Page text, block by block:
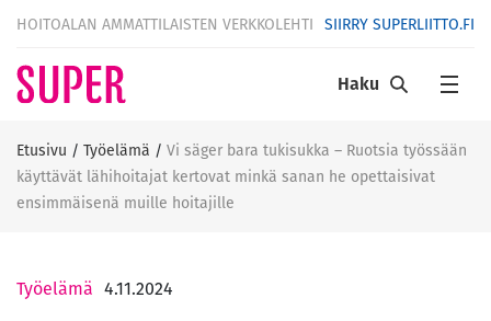
HOITOALAN AMMATTILAISTEN VERKKOLEHTI SIIRRY SUPERLIITTO.FI
Haku
Etusivu / Työelämä / Vi säger bara tukisukka – Ruotsia työssään
käyttävät lähihoitajat kertovat minkä sanan he opettaisivat
ensimmäisenä muille hoitajille
Työelämä 4.11.2024